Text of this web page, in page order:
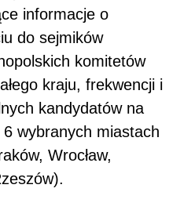
informacje o
do sejmików
komitetów
kraju, frekwencji i
kandydatów na
wybranych miastach
Wrocław,